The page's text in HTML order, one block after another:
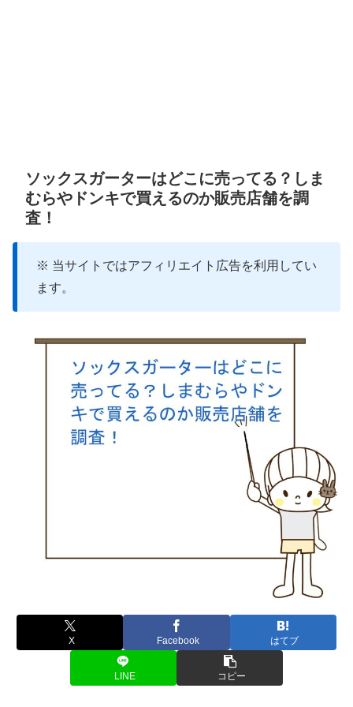
ソックスガーターはどこに売ってる？しま
むらやドンキで買えるのか販売店舗を調
査！
※ 当サイトではアフィリエイト広告を利用してい
ます。
X Facebook はてブ
LINE コピー